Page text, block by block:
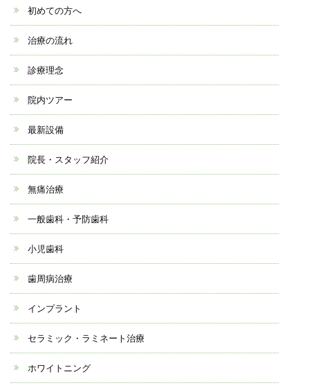
初めての方へ
治療の流れ
診療理念
院内ツアー
最新設備
院長・スタッフ紹介
無痛治療
一般歯科・予防歯科
小児歯科
歯周病治療
インプラント
セラミック・ラミネート治療
ホワイトニング